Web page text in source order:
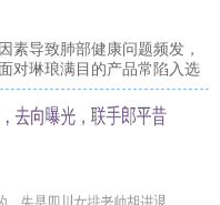
素导致肺部健康问题频发，
对琳琅满目的产品常陷入选
去向曝光，联手郎平昔
。先是四川女排老帅胡进退